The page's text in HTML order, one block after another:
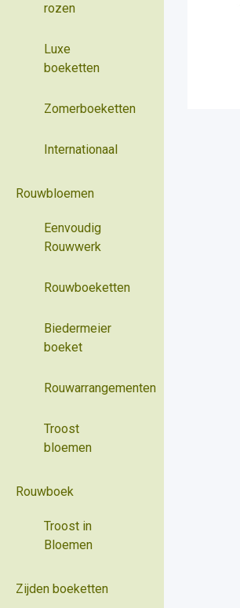
rozen
Luxe
boeketten
Zomerboeketten
Internationaal
Rouwbloemen
Eenvoudig
Rouwwerk
Rouwboeketten
Biedermeier
boeket
Rouwarrangementen
Troost
bloemen
Rouwboek
Troost in
Bloemen
Zijden boeketten